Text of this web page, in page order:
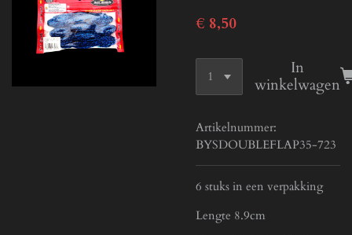
€ 8,50
In
winkelwagen
Artikelnummer:
BYSDOUBLEFLAP35-723
6 stuks in een verpakking
Lengte 8.9cm